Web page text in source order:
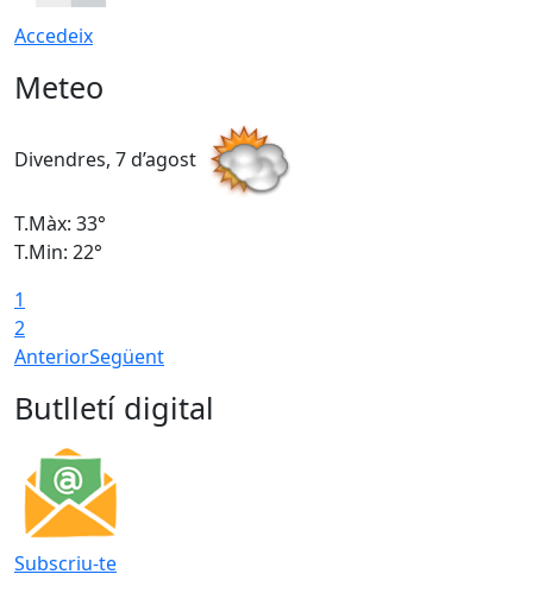
Accedeix
Meteo
Divendres, 7 d’agost
T.Màx: 33°
T.Min: 22°
1
2
AnteriorSegüent
Butlletí digital
Subscriu-te